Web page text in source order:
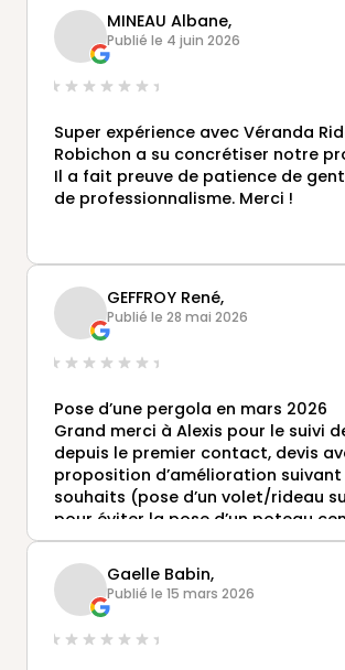
poseurs…) qui sont intervenus dans
Véranda de très belle qualité et
parfaite 🥰
MINEAU Albane,
Publié le 4 juin 2026
Super expérience avec Véranda
Robichon a su concrétiser notre
Il a fait preuve de patience de
de professionnalisme. Merci !
GEFFROY René,
Publié le 28 mai 2026
Pose d’une pergola en mars 2026
Grand merci à Alexis pour le suivi
depuis le premier contact, devis
proposition d’amélioration suivant
souhaits (pose d’un volet/rideau
pour éviter la pose d’un poteau
d’une baie vitrée coulissante sur
pour protection vent et pluie)
délais de conception et de pose,
poseurs très professionnelle avec
lieux
Entreprise que je recommande sans
Gaelle Babin,
Publié le 15 mars 2026